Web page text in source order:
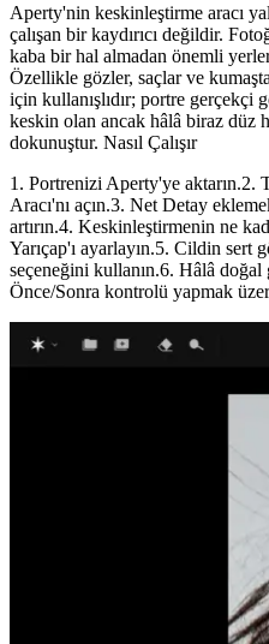
Aperty'nin keskinleştirme aracı
çalışan bir kaydırıcı değildir.
kaba bir hal almadan önemli
Özellikle gözler, saçlar ve
için kullanışlıdır; portre gerçekçi
keskin olan ancak hâlâ biraz düz
dokunuştur. Nasıl Çalışır
1. Portrenizi Aperty'ye
Aracı'nı açın.3. Net Detay
artırın.4. Keskinleştirmenin ne
Yarıçap'ı ayarlayın.5. Cildin sert
seçeneğini kullanın.6. Hâlâ
Önce/Sonra kontrolü yapmak